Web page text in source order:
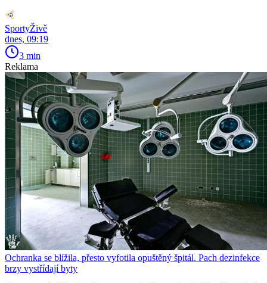
SportyŽivě
dnes, 09:19
3 min
Reklama
Ochranka se blížila, přesto vyfotila opuštěný špitál. Pach dezinfekce
brzy vystřídají byty